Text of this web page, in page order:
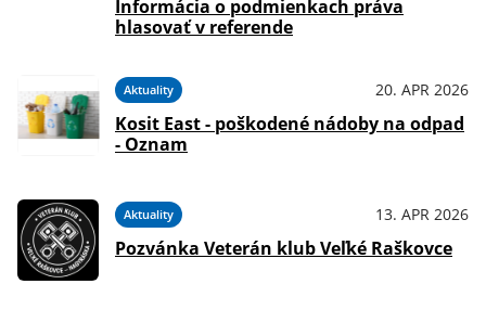
Informácia o podmienkach práva
hlasovať v referende
Aktuality 20. APR 2026
Kosit East - poškodené nádoby na odpad
- Oznam
Aktuality 13. APR 2026
Pozvánka Veterán klub Veľké Raškovce